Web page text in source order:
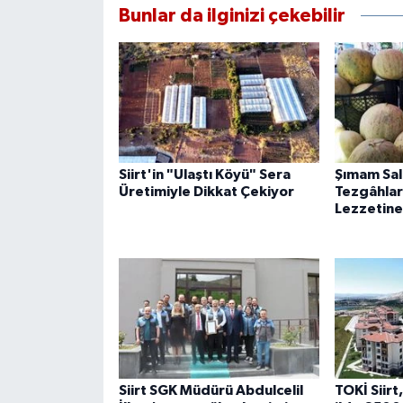
Bunlar da ilginizi çekebilir
Siirt'in "Ulaştı Köyü" Sera
Üretimiyle Dikkat Çekiyor
Şımam
Siirt SGK Müdürü Abdulcelil
TOKİ